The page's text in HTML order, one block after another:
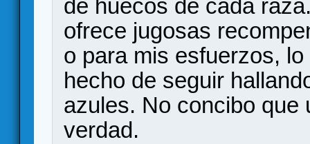
de huecos de cada
ofrece jugosas
o para mis esfuerzos,
hecho de seguir
azules. No concibo que
verdad.